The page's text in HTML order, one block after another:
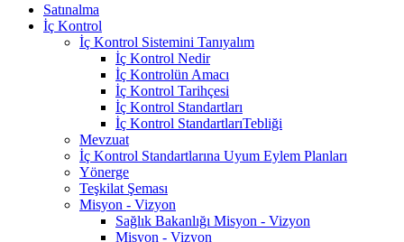
Satınalma
İç Kontrol
İç Kontrol Sistemini Tanıyalım
İç Kontrol Nedir
İç Kontrolün Amacı
İç Kontrol Tarihçesi
İç Kontrol Standartları
İç Kontrol StandartlarıTebliği
Mevzuat
İç Kontrol Standartlarına Uyum Eylem Planları
Yönerge
Teşkilat Şeması
Misyon - Vizyon
Sağlık Bakanlığı Misyon - Vizyon
Misyon - Vizyon